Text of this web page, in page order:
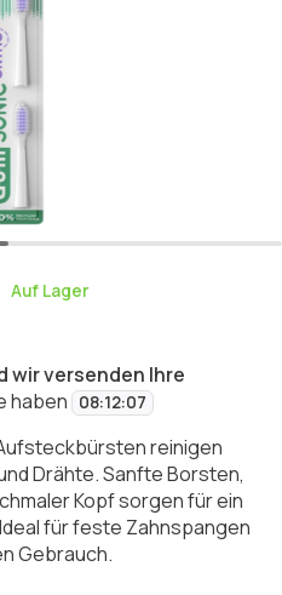
Auf Lager
wir versenden Ihre
haben 08:12:07
reinigen
Drähte. Sanfte Borsten,
Kopf sorgen für ein
für feste Zahnspangen
Gebrauch.